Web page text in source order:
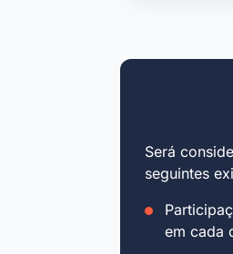
Será
seguintes
em cada